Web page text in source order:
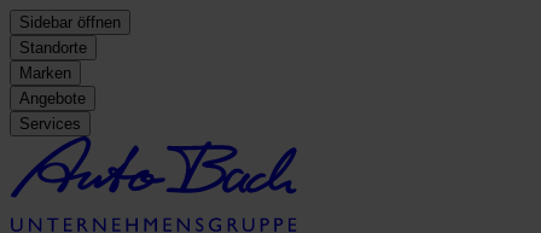
Sidebar öffnen
Standorte
Marken
Angebote
Services